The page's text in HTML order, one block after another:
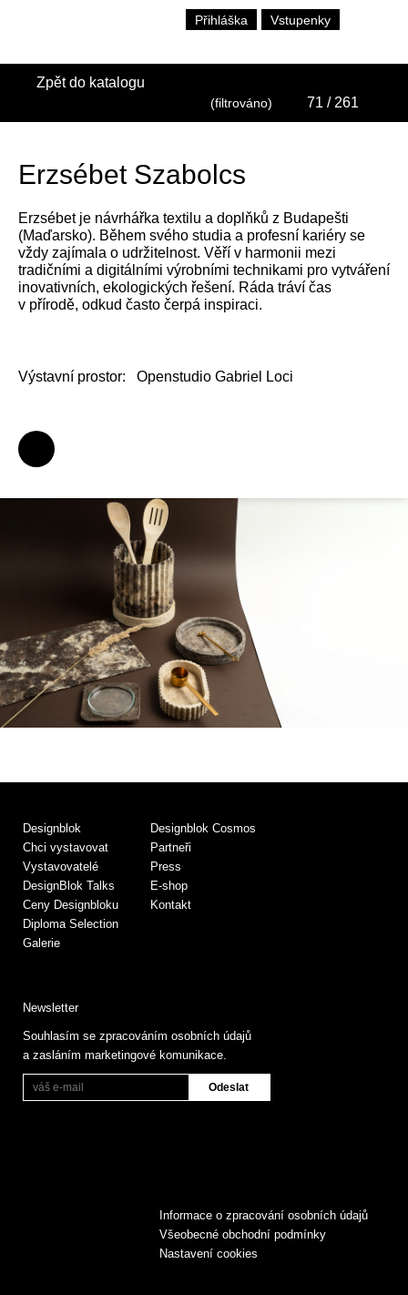
Přihláška Vstupenky
Zpět do katalogu
(filtrováno) 71 / 261
Erzsébet Szabolcs
Erzsébet je návrhářka textilu a doplňků z Budapešti
(Maďarsko). Během svého studia a profesní kariéry se
vždy zajímala o udržitelnost. Věří v harmonii mezi
tradičními a digitálními výrobními technikami pro vytváření
inovativních, ekologických řešení. Ráda tráví čas
v přírodě, odkud často čerpá inspiraci.
Výstavní prostor: Openstudio Gabriel Loci
Designblok
Chci vystavovat
Vystavovatelé
DesignBlok Talks
Ceny Designbloku
Diploma Selection
Galerie
Designblok Cosmos
Partneři
Press
E-shop
Kontakt
Newsletter
Souhlasím se zpracováním osobních údajů
a zasláním marketingové komunikace.
Informace o zpracování osobních údajů
Všeobecné obchodní podmínky
Nastavení cookies